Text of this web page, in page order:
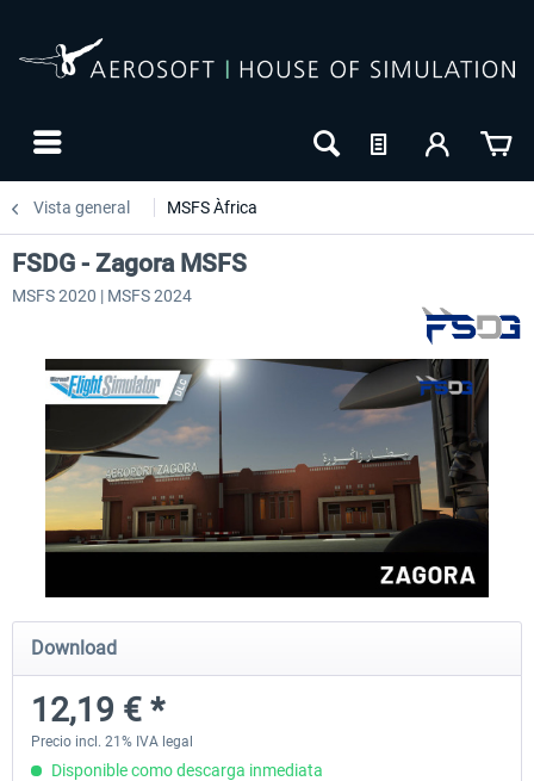
Vista general MSFS Àfrica
FSDG - Mauritius MSFS
30,25 € *
FSDG - Accra MSFS
FSDG - Zagora MSFS
MSFS 2020 | MSFS 2024
Download
12,19 € *
Precio incl. 21% IVA legal
Disponible como descarga inmediata